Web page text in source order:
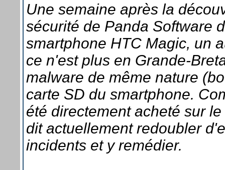
Une semaine après la
sécurité de Panda Software
smartphone HTC Magic, un
ce n'est plus en Grande-
malware de même nature
carte SD du smartphone.
été directement acheté sur
dit actuellement redoubler
incidents et y remédier.